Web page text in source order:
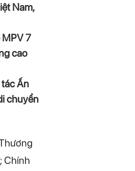
Nam,
7
cao
Ấn
chuyển
Chính